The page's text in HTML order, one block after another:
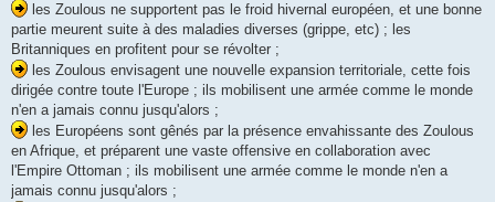
les Zoulous ne supportent pas le froid hivernal européen, et une bonne
partie meurent suite à des maladies diverses (grippe, etc) ; les
Britanniques en profitent pour se révolter ;
les Zoulous envisagent une nouvelle expansion territoriale, cette fois
dirigée contre toute l'Europe ; ils mobilisent une armée comme le monde
n'en a jamais connu jusqu'alors ;
les Européens sont gênés par la présence envahissante des Zoulous
en Afrique, et préparent une vaste offensive en collaboration avec
l'Empire Ottoman ; ils mobilisent une armée comme le monde n'en a
jamais connu jusqu'alors ;